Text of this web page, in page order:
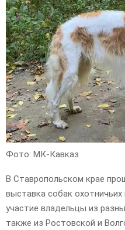
Фото: МК-Кавказ
В Ставропольском крае
выставка собак
участие владельцы из
также из Ростовской и